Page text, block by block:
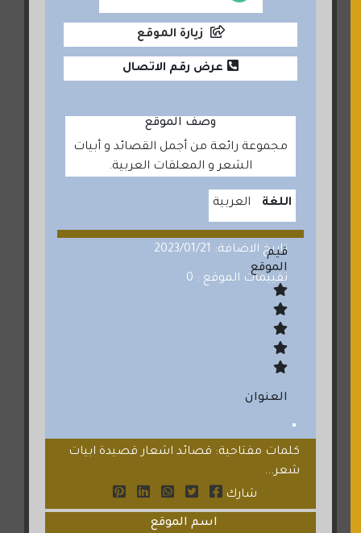
زيارة الموقع
عرض رقم الاتصال
وصف الموقع
مجموعة رائعة من أجمل القصائد و أبيات
الشعر و المعلقات العربية.
اللغة العربية
تاريخ الاضافة: 2023/01/21
تقييمات الموقع : 0
قيم
الموقع
العنوان
كلمات مفتاحية: قصائد اشعار قصيدة ابيات
شعر...
شارك
اسم الموقع